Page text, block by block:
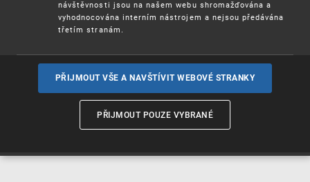
Označení původua zeměpisná
návštěvnosti jsou na našem webu shromažďována a
vyhodnocována interním nástrojem a nejsou předávána
třetím stranám.
PŘIJMOUT VŠE A NAVŠTÍVIT WEBOVÉ STRANKY
PŘIJMOUT POUZE VYBRANÉ